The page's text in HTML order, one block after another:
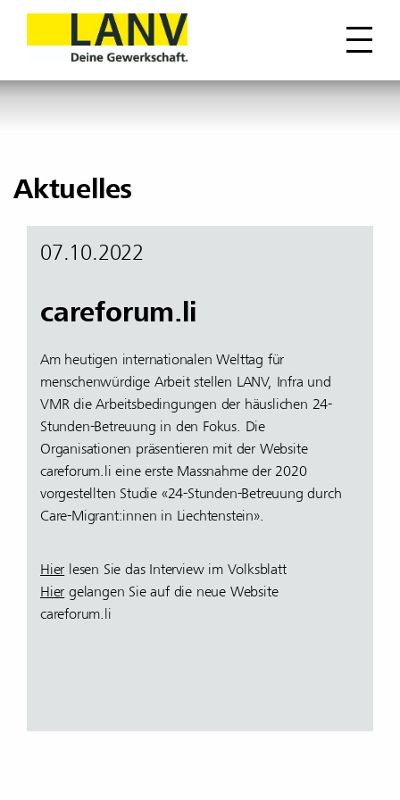
Mitglied werden
Aktuelles
07.10.2022
careforum.li
Am heutigen internationalen Welttag für
menschenwürdige Arbeit stellen LANV, Infra und
VMR die Arbeitsbedingungen der häuslichen 24-
Stunden-Betreuung in den Fokus. Die
Organisationen präsentieren mit der Website
careforum.li eine erste Massnahme der 2020
vorgestellten Studie «24-Stunden-Betreuung durch
Care-Migrant:innen in Liechtenstein».
Hier lesen Sie das Interview im Volksblatt
Hier gelangen Sie auf die neue Website
careforum.li